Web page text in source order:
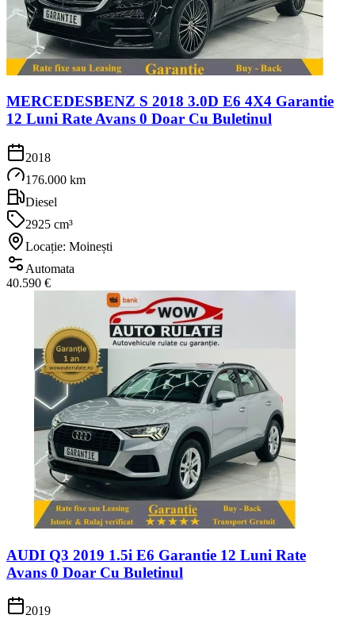
MERCEDESBENZ S 2018 3.0D E6 4X4 Garantie
12 Luni Rate Avans 0 Doar Cu Buletinul
2018
176.000 km
Diesel
2925 cm³
Locație: Moinești
Automata
40.590 €
AUDI Q3 2019 1.5i E6 Garantie 12 Luni Rate
Avans 0 Doar Cu Buletinul
2019